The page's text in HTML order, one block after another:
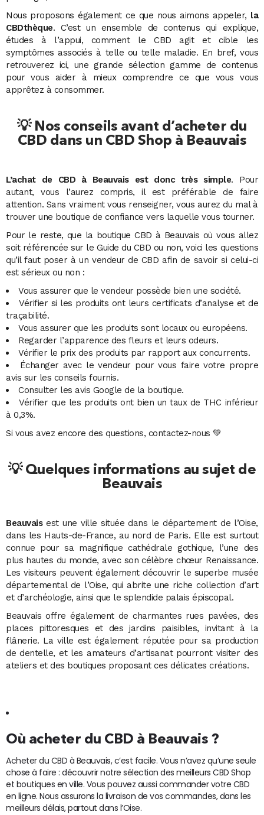
Nous proposons également ce que nous aimons appeler, la
CBDthèque. C’est un ensemble de contenus qui explique,
études à l’appui, comment le CBD agit et cible les
symptômes associés à telle ou telle maladie. En bref, vous
retrouverez ici, une grande sélection gamme de contenus
pour vous aider à mieux comprendre ce que vous vous
apprêtez à consommer.
💡 Nos conseils avant d’acheter du
CBD dans un CBD Shop à Beauvais
L’achat de CBD à Beauvais est donc très simple. Pour
autant, vous l’aurez compris, il est préférable de faire
attention. Sans vraiment vous renseigner, vous aurez du mal à
trouver une boutique de confiance vers laquelle vous tourner.
Pour le reste, que la boutique CBD à Beauvais où vous allez
soit référencée sur le Guide du CBD ou non, voici les questions
qu’il faut poser à un vendeur de CBD afin de savoir si celui-ci
est sérieux ou non :
Vous assurer que le vendeur possède bien une société.
Vérifier si les produits ont leurs certificats d’analyse et de
traçabilité.
Vous assurer que les produits sont locaux ou européens.
Regarder l’apparence des fleurs et leurs odeurs.
Vérifier le prix des produits par rapport aux concurrents.
Échanger avec le vendeur pour vous faire votre propre
avis sur les conseils fournis.
Consulter les avis Google de la boutique.
Vérifier que les produits ont bien un taux de THC inférieur
à 0,3%.
Si vous avez encore des questions, contactez-nous 💚
💡 Quelques informations au sujet de
Beauvais
Beauvaisest une ville située dans le département de l’Oise,
dans les Hauts-de-France, au nord de Paris. Elle est surtout
connue pour sa magnifique cathédrale gothique, l’une des
plus hautes du monde, avec son célèbre chœur Renaissance.
Les visiteurs peuvent également découvrir le superbe musée
départemental de l’Oise, qui abrite une riche collection d’art
et d’archéologie, ainsi que le splendide palais épiscopal.
Beauvais offre également de charmantes rues pavées, des
places pittoresques et des jardins paisibles, invitant à la
flânerie. La ville est également réputée pour sa production
de dentelle, et les amateurs d’artisanat pourront visiter des
ateliers et des boutiques proposant ces délicates créations.
Où acheter du CBD à Beauvais ?
Acheter du CBD à Beauvais, c’est facile. Vous n’avez qu’une seule
chose à faire : découvrir notre sélection des meilleurs CBD Shop
et boutiques en ville. Vous pouvez aussi commander votre CBD
en ligne. Nous assurons la livraison de vos commandes, dans les
meilleurs délais, partout dans l’Oise.